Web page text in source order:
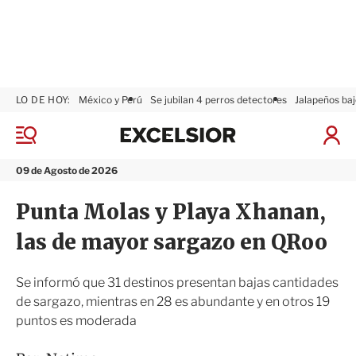
M
n
09 de Agosto de 2026
LO DE HOY: México y Perú Se jubilan 4 perros detectores Jalapeños
I
s
x
s
i
Punta Molas y Playa Xhanan,
las de mayor sargazo en QRoo
Se informó que 31 destinos presentan bajas cantidades
de sargazo, mientras en 28 es abundante y en otros 19
puntos es moderada